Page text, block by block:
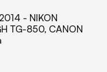
- NIKON
TG-850, CANON